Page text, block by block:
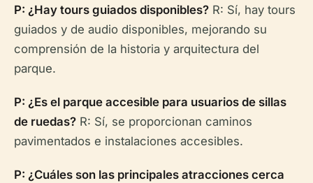
P: ¿Hay tours guiados disponibles? R: Sí, hay tours
guiados y de audio disponibles, mejorando su
comprensión de la historia y arquitectura del
parque.
P: ¿Es el parque accesible para usuarios de sillas
de ruedas? R: Sí, se proporcionan caminos
pavimentados e instalaciones accesibles.
P: ¿Cuáles son las principales atracciones cerca